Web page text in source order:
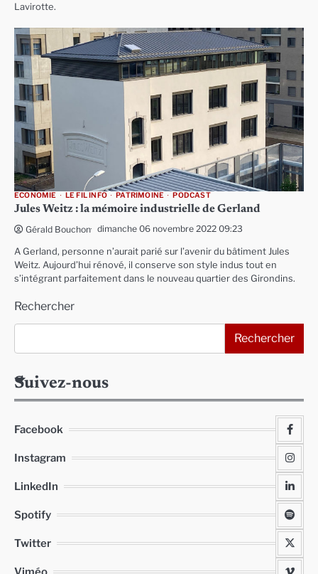
Lavirotte.
ECONOMIE LE FIL INFO PATRIMOINE PODCAST
Jules Weitz : la mémoire industrielle de Gerland
Gérald Bouchon dimanche 06 novembre 2022 09:23
A Gerland, personne n’aurait parié sur l’avenir du bâtiment Jules
Weitz. Aujourd’hui rénové, il conserve son style indus tout en
s’intégrant parfaitement dans le nouveau quartier des Girondins.
Rechercher
Rechercher
Suivez-nous
Facebook
Instagram
LinkedIn
Spotify
Twitter